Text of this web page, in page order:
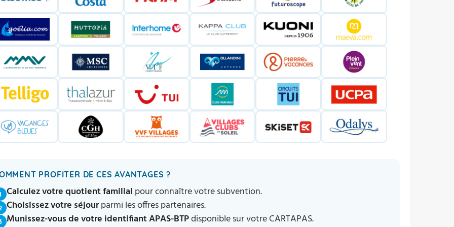
PROFITER DE CES AVANTAGES ?
Calculez votre quotient familial pour connaître votre subvention.
Choisissez votre séjourparmi les offres partenaires.
Munissez-vous de votre identifiant APAS-BTPdisponible sur votre CARTAPAS.